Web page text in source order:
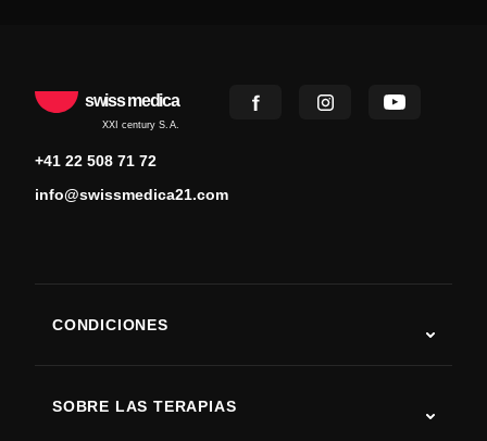
swiss medica
XXI century S.A.
+41 22 508 71 72
info@swissmedica21.com
CONDICIONES
SOBRE LAS TERAPIAS